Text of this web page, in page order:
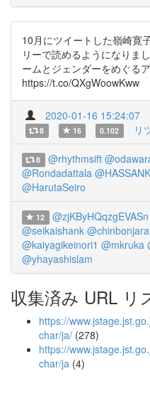
10月にツイートした嶺崎寛
リーで読めるようになりま
ームとジェンダーをめぐる
https://t.co/QXgWoowKww
2020-01-16 15:24:07
8 16 0.102 リ
8 @rhythmsift
@Rondadattala
@HarutaSeiro
12 @zjKByHQqzgEVASn
@seikaishank
@kaiyagikeinori1 @mkruka
@yhayashislam
収集済み URL リ
https://
char/ja/ (278)
https://
char/ja (4)